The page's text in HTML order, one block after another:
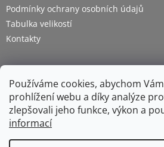
Používáme cookies, abychom
prohlížení webu a díky analýze
zlepšovali jeho funkce, výkon a
informací
Podmínky ochrany osobních údajů
Tabulka velikostí
Kontakty